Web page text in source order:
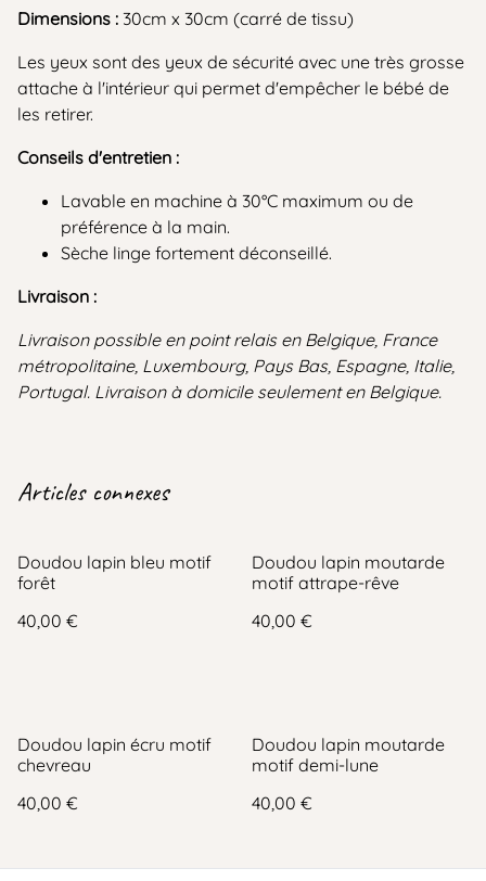
Dimensions : 30cm x 30cm (carré de tissu)
Les yeux sont des yeux de sécurité avec une très grosse
attache à l'intérieur qui permet d'empêcher le bébé de
les retirer.
Conseils d'entretien :
Lavable en machine à 30°C maximum ou de
préférence à la main.
Sèche linge fortement déconseillé.
Livraison :
Livraison possible en point relais en Belgique, France
métropolitaine, Luxembourg, Pays Bas, Espagne, Italie,
Portugal. Livraison à domicile seulement en Belgique.
Articles connexes
Doudou lapin bleu motif
forêt
40,00 €
Doudou lapin moutarde
motif attrape-rêve
40,00 €
Doudou lapin écru motif
chevreau
40,00 €
Doudou lapin moutarde
motif demi-lune
40,00 €